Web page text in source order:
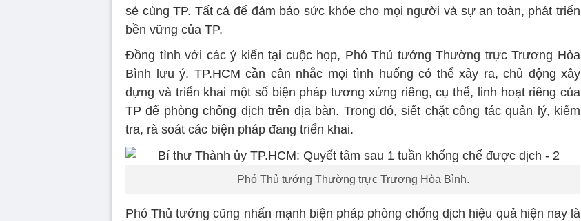
sẻ cùng TP. Tất cả để đảm bảo sức khỏe cho mọi người và sự an toàn, phát triển
bền vững của TP.
Đồng tình với các ý kiến tại cuộc họp, Phó Thủ tướng Thường trực Trương Hòa
Bình lưu ý, TP.HCM cần cân nhắc mọi tình huống có thể xảy ra, chủ động xây
dựng và triển khai một số biện pháp tương xứng riêng, cụ thể, linh hoạt riêng của
TP để phòng chống dịch trên địa bàn. Trong đó, siết chặt công tác quản lý, kiểm
tra, rà soát các biện pháp đang triển khai.
Phó Thủ tướng Thường trực Trương Hòa Bình.
Phó Thủ tướng cũng nhấn mạnh biện pháp phòng chống dịch hiệu quả hiện nay là